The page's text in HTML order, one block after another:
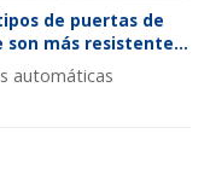
de puertas de
son más resistentes
y por qué?
automáticas